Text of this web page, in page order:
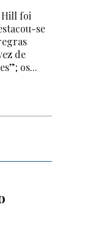
Hill foi
se
de
os...